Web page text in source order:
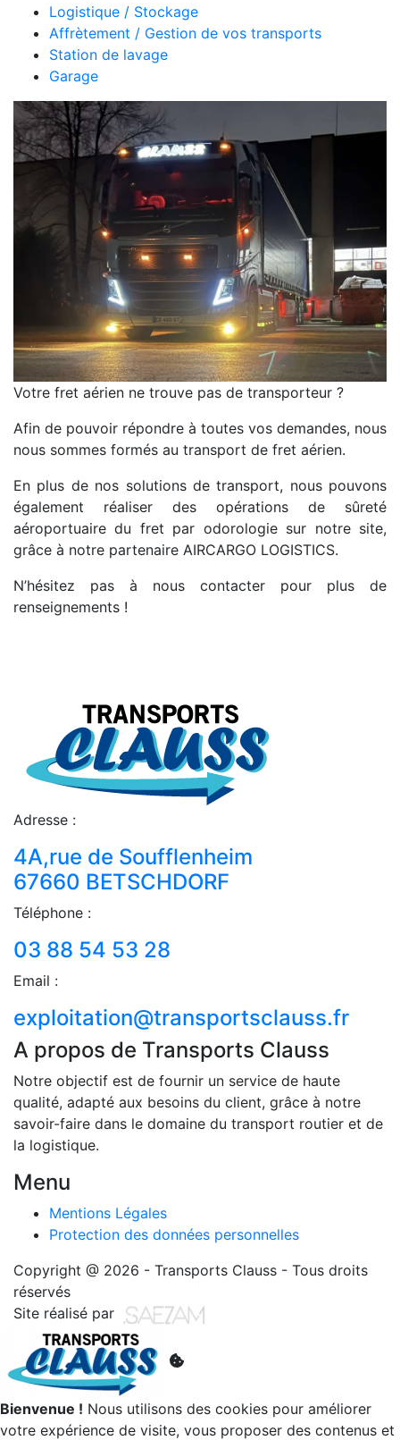
Logistique / Stockage
Affrètement / Gestion de vos transports
Station de lavage
Garage
Votre fret aérien ne trouve pas de transporteur ?
Afin de pouvoir répondre à toutes vos demandes, nous
nous sommes formés au transport de fret aérien.
En plus de nos solutions de transport, nous pouvons
également réaliser des opérations de sûreté
aéroportuaire du fret par odorologie sur notre site,
grâce à notre partenaire AIRCARGO LOGISTICS.
N’hésitez pas à nous contacter pour plus de
renseignements !
Adresse :
4A,rue de Soufflenheim
67660 BETSCHDORF
Téléphone :
03 88 54 53 28
Email :
exploitation@transportsclauss.fr
A propos de Transports Clauss
Notre objectif est de fournir un service de haute
qualité, adapté aux besoins du client, grâce à notre
savoir-faire dans le domaine du transport routier et de
la logistique.
Menu
Mentions Légales
Protection des données personnelles
Copyright @ 2026 - Transports Clauss - Tous droits
réservés
Site réalisé par
Bienvenue ! Nous utilisons des cookies pour améliorer
votre expérience de visite, vous proposer des contenus et